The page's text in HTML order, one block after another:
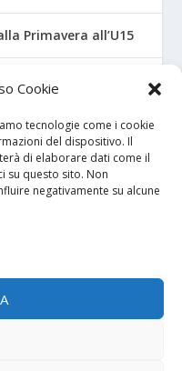
Cookie
tecnologie come i cookie
del dispositivo. Il
di elaborare dati come il
su questo sito. Non
negativamente su alcune
Primavera all’U15
novità sui nuovi